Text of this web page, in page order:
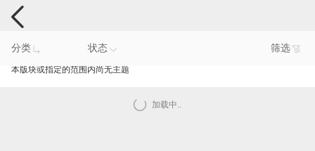
手机反馈
分类 状态 筛选
本版块或指定的范围内尚无主题
加载中..